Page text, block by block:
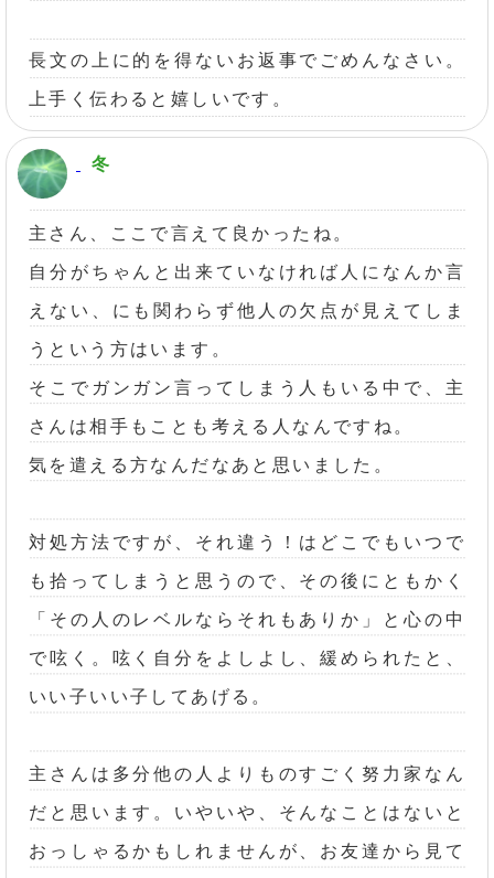
長文の上に的を得ないお返事でごめんなさい。
上手く伝わると嬉しいです。
冬
主さん、ここで言えて良かったね。
自分がちゃんと出来ていなければ人になんか言
えない、にも関わらず他人の欠点が見えてしま
うという方はいます。
そこでガンガン言ってしまう人もいる中で、主
さんは相手もことも考える人なんですね。
気を遣える方なんだなあと思いました。
対処方法ですが、それ違う！はどこでもいつで
も拾ってしまうと思うので、その後にともかく
「その人のレベルならそれもありか」と心の中
で呟く。呟く自分をよしよし、緩められたと、
いい子いい子してあげる。
主さんは多分他の人よりものすごく努力家なん
だと思います。いやいや、そんなことはないと
おっしゃるかもしれませんが、お友達から見て